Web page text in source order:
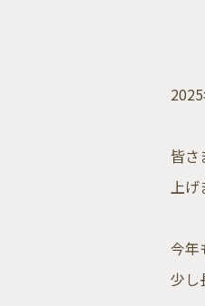
皆さ
上げ
今年
少し